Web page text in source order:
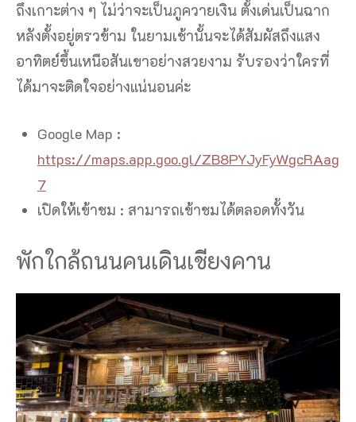
ถึงเกาะต่าง ๆ ไม่ว่าจะเป็นภูควายเงิน ตั้งเด่นเป็นฉาก
หลังตั้งอยู่ตรวข้าม ในยามเช้านั้นจะได้สัมผัสถึงแสง
อาทิตย์ขึ้นเหนือสันเขาอย่างสวยงาม รับรองว่าใครที่
ได้มาจะติดใจอย่างแน่นอนค่ะ
Google Map :
https://maps.app.goo.gl/ZB8PYJyFyWgcRAag
7
เปิดให้เข้าชม : สามารถเข้าชมได้ตลอดทั้งวัน
พักใกล้ถนนคนเดินเชียงคาน